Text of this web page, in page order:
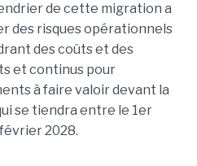
de cette migration a
des risques opérationnels
des coûts et des
et continus pour
à faire valoir devant la
se tiendra entre le 1er
2028.